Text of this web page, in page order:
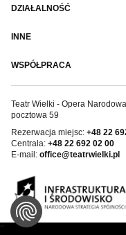
DZIAŁALNOŚĆ
INNE
WSPÓŁPRACA
Teatr Wielki - Opera
pocztowa 59
Rezerwacja miejsc: +48 22
Centrala: +48 22 692 02 00
E-mail: office@teatrwielki.pl
''